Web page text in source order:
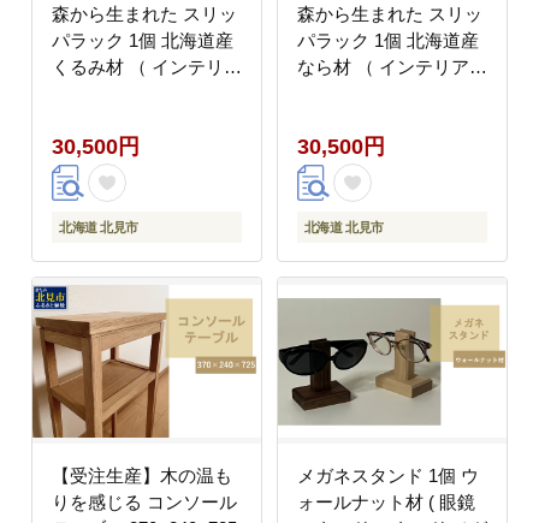
森から生まれた スリッ
パラック 1個 北海道産
くるみ材 （ インテリア
30,500円
北海道 北見市
森から生まれた スリッ
パラック 1個 北海道産
なら材 （ インテリア
30,500円
北海道 北見市
【受注生産】木の温も
りを感じる コンソール
メガネスタンド 1個 ウ
ォールナット材 ( 眼鏡